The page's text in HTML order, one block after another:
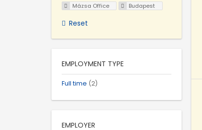
Mázsa Office
Budapest
Reset
EMPLOYMENT TYPE
Full time (2)
EMPLOYER